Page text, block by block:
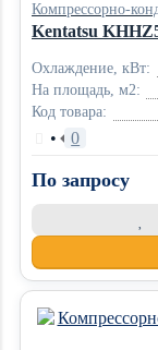
Компрессорно-
Kentatsu
Охлаждение, кВт:
На площадь, м2:
Код товара:
• 0
По запросу